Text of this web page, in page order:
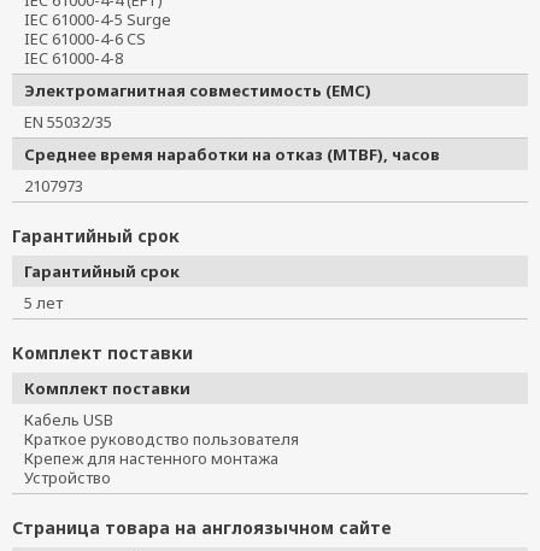
IEC 61000-4-5 Surge
IEC 61000-4-6 CS
IEC 61000-4-8
Электромагнитная совместимость (EMC)
EN 55032/35
Среднее время наработки на отказ (MTBF), часов
2107973
Гарантийный срок
Гарантийный срок
5 лет
Комплект поставки
Комплект поставки
Кабель USB
Краткое руководство пользователя
Крепеж для настенного монтажа
Устройство
Страница товара на англоязычном сайте